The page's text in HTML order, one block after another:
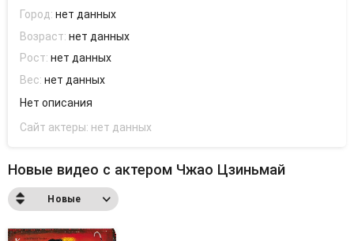
Город:нет данных
Возраст:нет данных
Рост:нет данных
Вес:нет данных
Нет описания
Сайт актеры: нет данных
Новые видео с актером Чжао Цзиньмай
Новые